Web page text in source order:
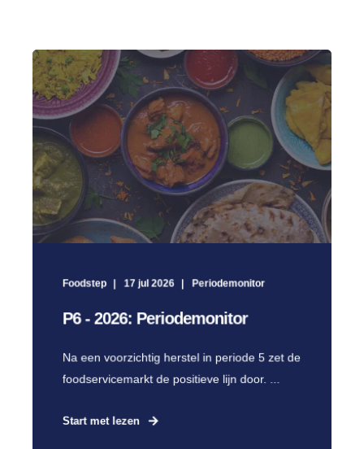
Foodstep 17 jul 2026 Periodemonitor
P6 - 2026: Periodemonitor
Na een voorzichtig herstel in periode 5 zet de
foodservicemarkt de positieve lijn door. ...
Start met lezen